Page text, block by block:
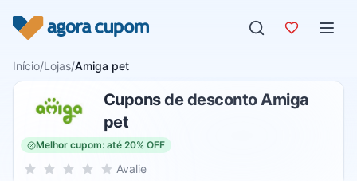
Início/Lojas/Amiga pet
Cupons de desconto Amiga
pet
Melhor cupom: até 20% OFF
Sua nota para Amiga pet, de 1 a 5 estrelas
5 estrelas
4 estrelas
3 estrelas
2 estrelas
1 estrela Avalie